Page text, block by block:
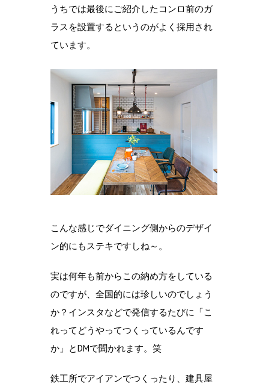
うちでは最後にご紹介したコンロ前のガ
ラスを設置するというのがよく採用され
ています。
こんな感じでダイニング側からのデザイ
ン的にもステキですしね～。
実は何年も前からこの納め方をしている
のですが、全国的には珍しいのでしょう
か？インスタなどで発信するたびに「こ
れってどうやってつくっているんです
か」とDMで聞かれます。笑
鉄工所でアイアンでつくったり、建具屋